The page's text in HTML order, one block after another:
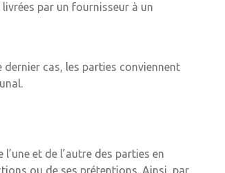
par un fournisseur à un
cas, les parties conviennent
et de l’autre des parties en
ou de ses prétentions. Ainsi, par